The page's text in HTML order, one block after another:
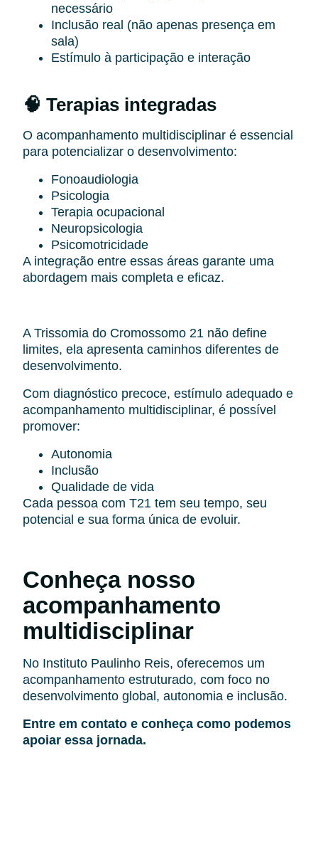
necessário
Inclusão real (não apenas presença em
sala)
Estímulo à participação e interação
🧠 Terapias integradas
O acompanhamento multidisciplinar é essencial
para potencializar o desenvolvimento:
Fonoaudiologia
Psicologia
Terapia ocupacional
Neuropsicologia
Psicomotricidade
A integração entre essas áreas garante uma
abordagem mais completa e eficaz.
A Trissomia do Cromossomo 21 não define
limites, ela apresenta caminhos diferentes de
desenvolvimento.
Com diagnóstico precoce, estímulo adequado e
acompanhamento multidisciplinar, é possível
promover:
Autonomia
Inclusão
Qualidade de vida
Cada pessoa com T21 tem seu tempo, seu
potencial e sua forma única de evoluir.
Conheça nosso
acompanhamento
multidisciplinar
No Instituto Paulinho Reis, oferecemos um
acompanhamento estruturado, com foco no
desenvolvimento global, autonomia e inclusão.
Entre em contato e conheça como podemos
apoiar essa jornada.